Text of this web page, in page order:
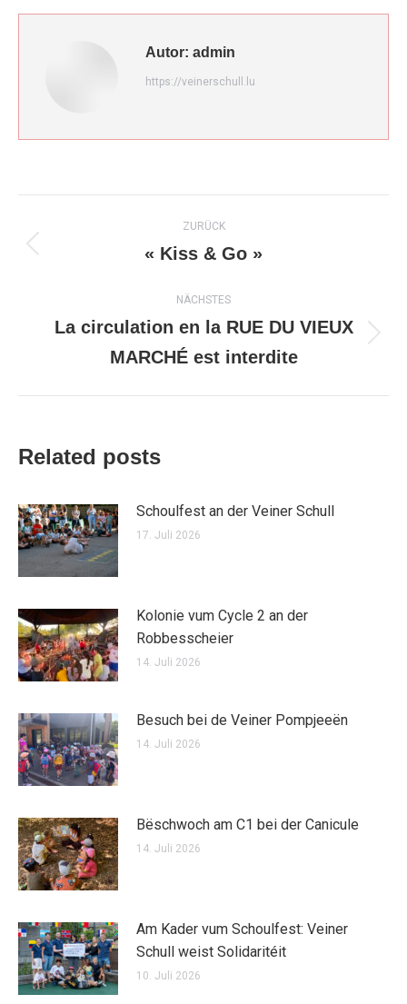
Autor: admin
https://veinerschull.lu
Kommentarnavigation
ZURÜCK
Vorheriger
« Kiss & Go »
NÄCHSTES
Beitrag:
La circulation en la RUE DU VIEUX
MARCHÉ est interdite
Related posts
Schoulfest an der Veiner Schull
17. Juli 2026
Kolonie vum Cycle 2 an der
Robbesscheier
14. Juli 2026
Besuch bei de Veiner Pompjeeën
14. Juli 2026
Bëschwoch am C1 bei der Canicule
14. Juli 2026
Am Kader vum Schoulfest: Veiner
Schull weist Solidaritéit
10. Juli 2026